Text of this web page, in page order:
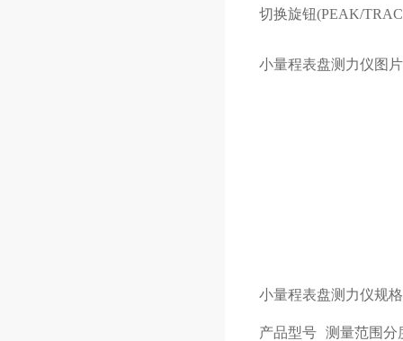
切换旋钮(PEAK/
小量程表盘测力仪图片
小量程表盘测力仪规
产品型号 测量范围分